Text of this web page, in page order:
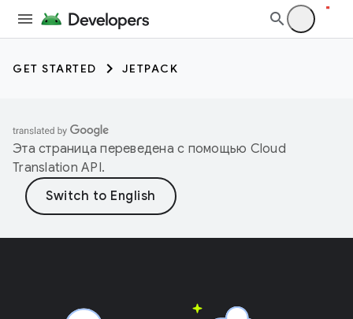
GET STARTED JETPACK
Эта страница переведена с помощью Cloud
Translation API.